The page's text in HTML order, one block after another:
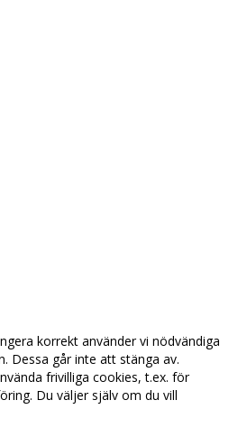
korrekt använder vi nödvändiga
Dessa går inte att stänga av.
frivilliga cookies, t.ex. för
Du väljer själv om du vill